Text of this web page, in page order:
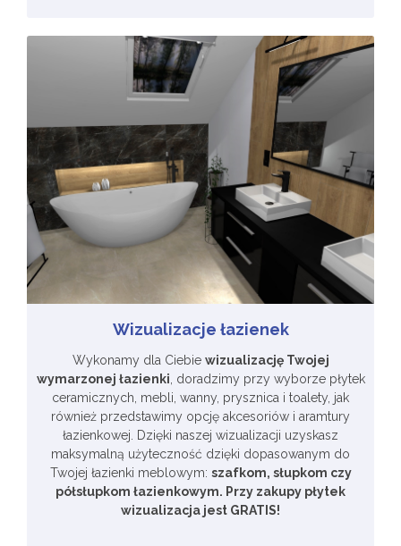
Wizualizacje łazienek
Wykonamy dla Ciebie wizualizację Twojej
wymarzonej łazienki, doradzimy przy wyborze płytek
ceramicznych, mebli, wanny, prysznica i toalety, jak
również przedstawimy opcję akcesoriów i aramtury
łazienkowej. Dzięki naszej wizualizacji uzyskasz
maksymalną użyteczność dzięki dopasowanym do
Twojej łazienki meblowym: szafkom, słupkom czy
półsłupkom łazienkowym. Przy zakupy płytek
wizualizacja jest GRATIS!